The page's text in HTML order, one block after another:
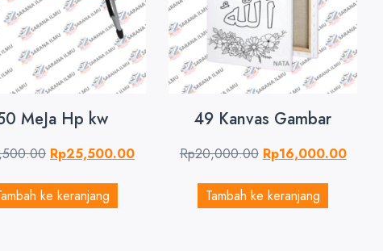
MeJa Hp kw
Rp25,500.00
ke keranjang
49 Kanvas Gambar
Rp20,000.00 Rp16,000.00
Tambah ke keranjang